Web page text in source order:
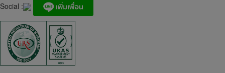
Social :